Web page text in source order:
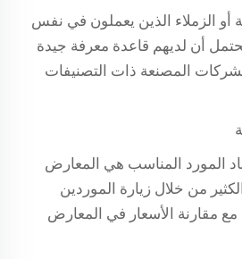
أو الزملاء الذين يعملون في نفس
أن لديهم قاعدة معرفة جيدة
المصنعة ذات التصنيفات
المورد المناسب هي المعارض
من خلال زيارة الموردين
مقارنة الأسعار في المعارض